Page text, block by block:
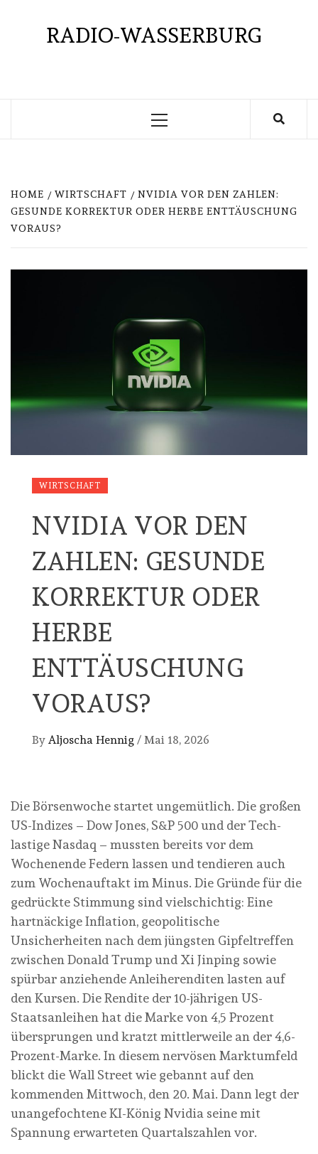
RADIO-WASSERBURG
Primary
HOME WIRTSCHAFT
NVIDIA VOR DEN ZAHLEN:
GESUNDE KORREKTUR ODER HERBE ENTTÄUSCHUNG
VORAUS?
WIRTSCHAFT
NVIDIA VOR DEN
ZAHLEN: GESUNDE
KORREKTUR ODER
HERBE
ENTTÄUSCHUNG
VORAUS?
By Aljoscha Hennig / Mai 18, 2026
Die Börsenwoche startet ungemütlich. Die großen
US-Indizes – Dow Jones, S&P 500 und der Tech-
lastige Nasdaq – mussten bereits vor dem
Wochenende Federn lassen und tendieren auch
zum Wochenauftakt im Minus. Die Gründe für die
gedrückte Stimmung sind vielschichtig: Eine
hartnäckige Inflation, geopolitische
Unsicherheiten nach dem jüngsten Gipfeltreffen
zwischen Donald Trump und Xi Jinping sowie
spürbar anziehende Anleiherenditen lasten auf
den Kursen. Die Rendite der 10-jährigen US-
Staatsanleihen hat die Marke von 4,5 Prozent
übersprungen und kratzt mittlerweile an der 4,6-
Prozent-Marke. In diesem nervösen Marktumfeld
blickt die Wall Street wie gebannt auf den
kommenden Mittwoch, den 20. Mai. Dann legt der
unangefochtene KI-König Nvidia seine mit
Spannung erwarteten Quartalszahlen vor.